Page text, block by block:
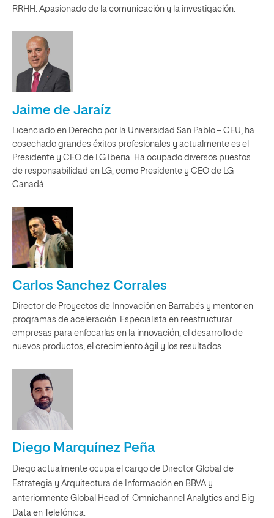
RRHH. Apasionado de la comunicación y la investigación.
Jaime de Jaraíz
Licenciado en Derecho por la Universidad San Pablo – CEU, ha
cosechado grandes éxitos profesionales y actualmente es el
Presidente y CEO de LG Iberia. Ha ocupado diversos puestos
de responsabilidad en LG, como Presidente y CEO de LG
Canadá.
Carlos Sanchez Corrales
Director de Proyectos de Innovación en Barrabés y mentor en
programas de aceleración. Especialista en reestructurar
empresas para enfocarlas en la innovación, el desarrollo de
nuevos productos, el crecimiento ágil y los resultados.
Diego Marquínez Peña
Diego actualmente ocupa el cargo de Director Global de
Estrategia y Arquitectura de Información en BBVA y
anteriormente Global Head of Omnichannel Analytics and Big
Data en Telefónica.